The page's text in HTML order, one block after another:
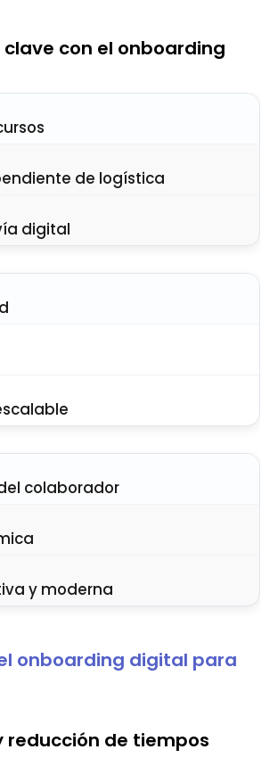
con el onboarding
de logística
digital
colaborador
y moderna
onboarding digital para
reducción de tiempos